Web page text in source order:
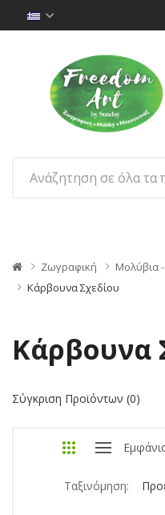
Ζωγραφική
Μολύβια
Κάρβουνα Σχεδίου
Κάρβουνα
Σύγκριση Προϊόντων (0)
Ταξινόμηση: